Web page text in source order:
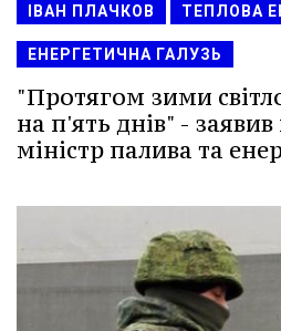
ІВАН ПЛАЧКОВ ТЕПЛОВА
ЕНЕРГЕТИЧНА ГАЛУЗЬ
"Протягом зими
на п'ять днів" -
міністр палива та